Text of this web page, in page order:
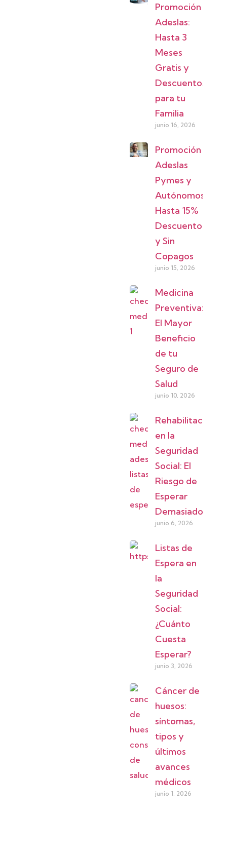
Promoción
Adeslas:
Hasta 3
Meses
Gratis y
Descuentos
para tu
Familia
junio 16, 2026
Promoción
Adeslas
Pymes y
Autónomos:
Hasta 15%
Descuento
y Sin
Copagos
junio 15, 2026
Medicina
Preventiva:
El Mayor
Beneficio
de tu
Seguro de
Salud
junio 10, 2026
Rehabilitación
en la
Seguridad
Social: El
Riesgo de
Esperar
Demasiado
junio 6, 2026
Listas de
Espera en
la
Seguridad
Social:
¿Cuánto
Cuesta
Esperar?
junio 3, 2026
Cáncer de
huesos:
síntomas,
tipos y
últimos
avances
médicos
junio 1, 2026